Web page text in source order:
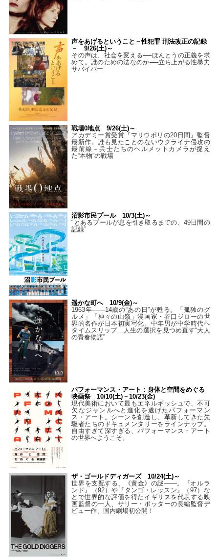
声をあげるということ－性犯罪 刑法改正の記録
－ 9/26(土)～
その声は、社会を変える──ほんとうの正義を求
めて。誰のための法なのか──立ち上がる性暴力
サバイバー
戦場0地点 9/26(土)～
アカデミー賞受賞『マリウポリの20日間』監督
最新作。誰も見たことのないウクライナ侵攻の
最前線－兵士たちのヘルメットカメラが捉え
た“本物”の戦場
沼影市民プール 10/3(土)～
“とあるプールが息を引き取るまでの、49日間の
記録”
遥かな町へ 10/9(金)～
1963年――14歳の“あの日”が甦る。「孤独のグ
ルメ」「神々の山嶺」漫画家・谷口ジローの世
界的名作が日本初実写化。中年男が中学時代へ
タイムスリップ…人生の選択を見つめ直す“大人
の青春物語”
パフォーマンス・アート：身体と空間をめぐる
映画祭 10/10(土)－10/23(金)
現代美術において最もエネルギッシュで、不可
欠なジャンルへと進化を遂げたパフォーマン
ス・アート。シーンを創造し、革新してきた先
駆者たちのドキュメンタリーをラインナップ。
自由すぎて深すぎる、パフォーマンス・アート
の世界へようこそ。
ザ・ゴールドディガーズ 10/24(土)～
世界を支配する、《黄金》の謎――。『オルラ
ンド』（92）や『タンゴ・レッスン』（97）な
どで世界的な評価を得たイギリスを代表する映
画監督の一人、サリー・ポッターの長編監督デ
ビュー作、国内劇場初公開！